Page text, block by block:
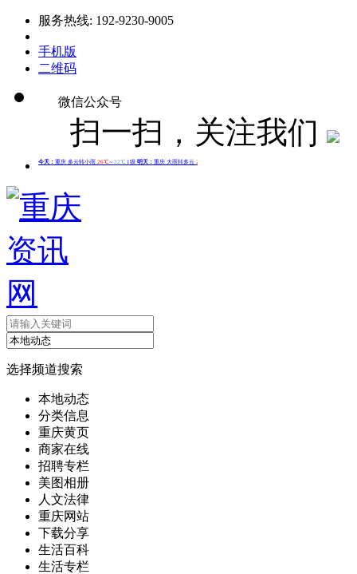
服务热线: 192-9230-9005
手机版
二维码
微信公众号
扫一扫，关注我们
选择频道搜索
本地动态
分类信息
重庆黄页
商家在线
招聘专栏
美图相册
人文法律
重庆网站
下载分享
生活百科
生活专栏